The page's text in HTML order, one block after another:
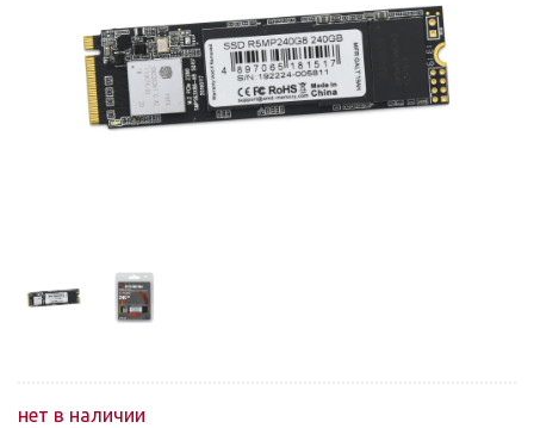
нет в наличии